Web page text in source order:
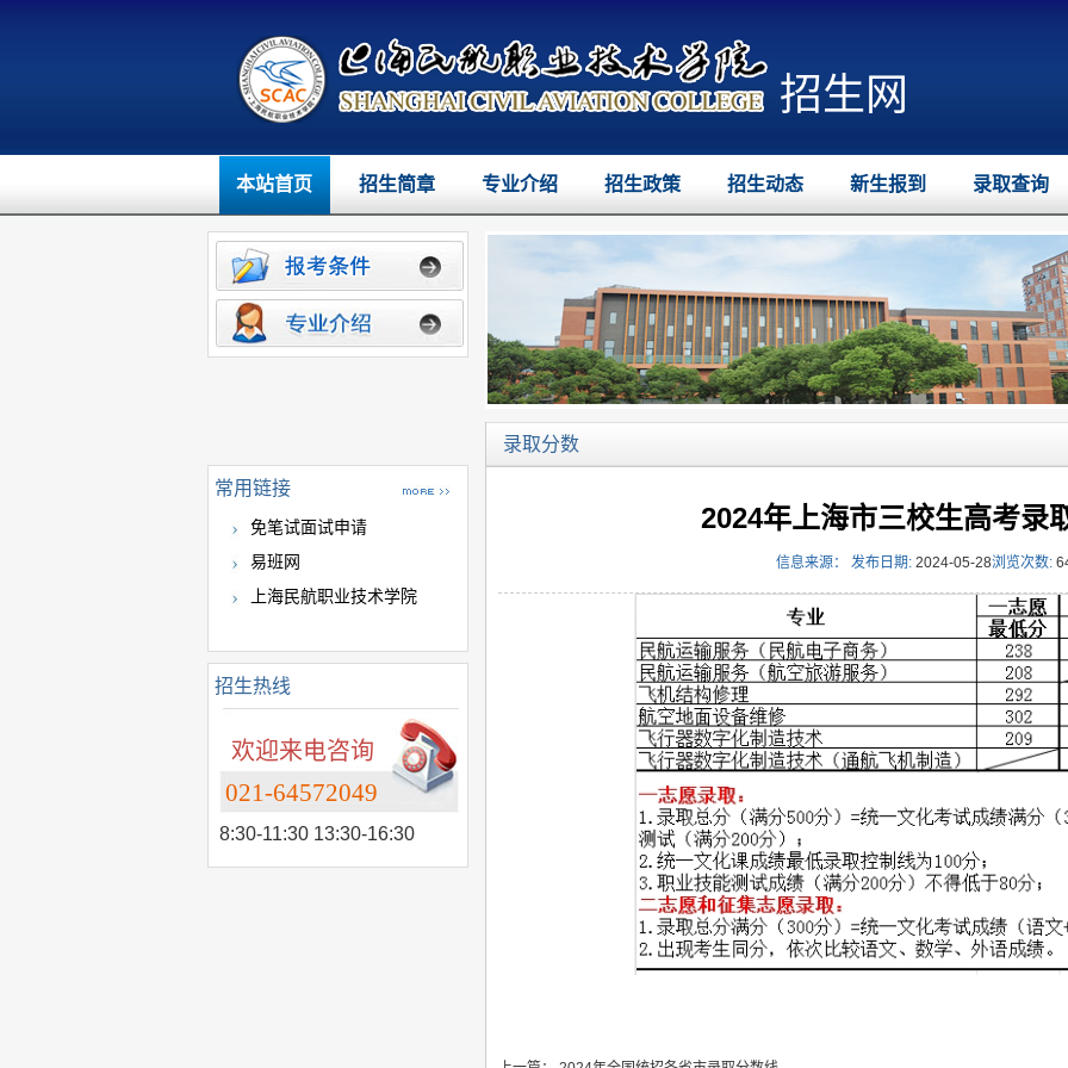
招生网
本站首页 招生简章 专业介绍 招生政策 招生动态 新生报到 录取查询
常用链接
免笔试面试申请
易班网
上海民航职业技术学院
招生热线
欢迎来电咨询
021-64572049
8:30-11:30 13:30-16:30
录取分数
2024年上海市三校生高考录
信息来源： 发布日期: 2024-05-28浏览次数: